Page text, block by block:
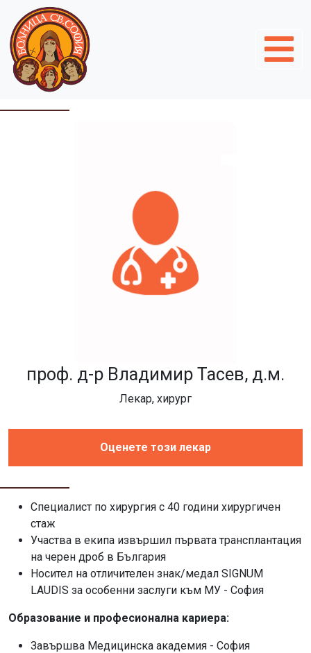
проф. д-р Владимир Тасев, д.м.
Лекар, хирург
Оценете този лекар
Специалист по хирургия с 40 години хирургичен
стаж
Участва в екипа извършил първата трансплантация
на черен дроб в България
Носител на отличителен знак/медал SIGNUM
LAUDIS за особенни заслуги към МУ - София
Образование и професионална кариера:
Завършва Медицинска академия - София